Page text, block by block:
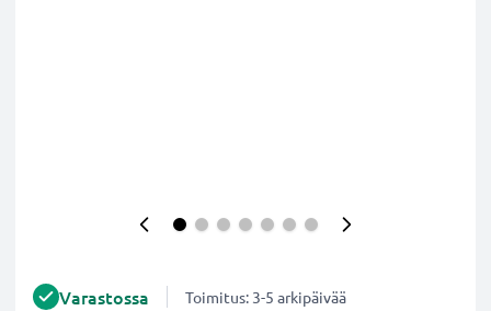
Varastossa Toimitus: 3-5 arkipäivää